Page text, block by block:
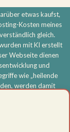
etwas kaufst,
Kosten meines
gleich.
mit KI erstellt
Webseite dienen
und
wie „heilende
werden damit
Inhalte ersetzen
professionelle